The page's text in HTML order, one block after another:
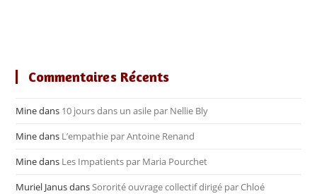
Commentaires Récents
Minedans 10 jours dans un asile par Nellie Bly
Minedans L’empathie par Antoine Renand
Minedans Les Impatients par Maria Pourchet
Muriel JanusdansSororité ouvrage collectif dirigé par Chloé